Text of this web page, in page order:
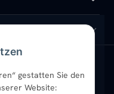
gestatten Sie den
Website: